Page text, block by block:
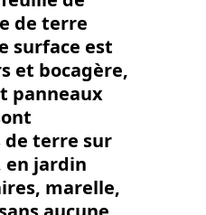
de terre
surface est
et bocagère,
panneaux
de terre sur
en jardin
marelle,